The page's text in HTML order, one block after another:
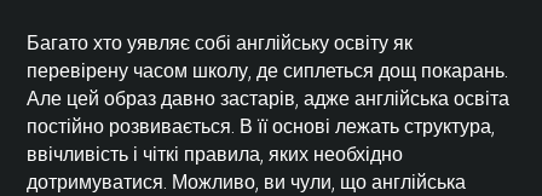
Багато хто уявляє собі англійську освіту як
перевірену часом школу, де сиплеться дощ покарань.
Але цей образ давно застарів, адже англійська освіта
постійно розвивається. В її основі лежать структура,
ввічливість і чіткі правила, яких необхідно
дотримуватися. Можливо, ви чули, що англійська